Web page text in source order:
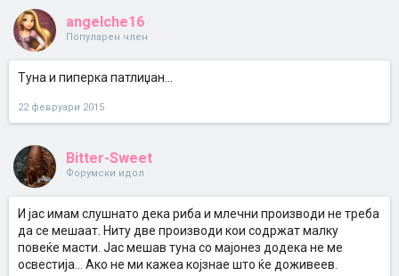
angelche16
Популарен член
Туна и пиперка патлиџан...
22 февруари 2015
Bitter-Sweet
Форумски идол
И јас имам слушнато дека риба и млечни производи не треба
да се мешаат. Ниту две производи кои содржат малку
повеќе масти. Јас мешав туна со мајонез додека не ме
освестија... Ако не ми кажеа којзнае што ќе доживеев.